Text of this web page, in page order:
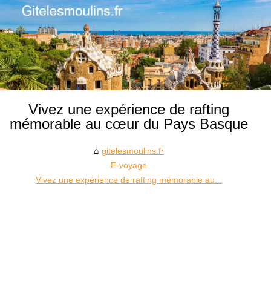
Vivez une expérience de rafting
mémorable au cœur du Pays Basque
gitelesmoulins.fr
E-voyage
Vivez une expérience de rafting mémorable au...